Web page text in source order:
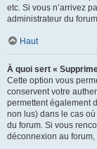
etc. Si vous n’arrivez
administrateur du
Haut
À quoi sert «
Cette option vous
conservent votre
permettent également
non lus) dans le cas
du forum. Si vous
déconnexion au